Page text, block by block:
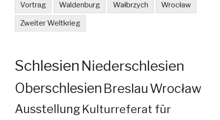
Vortrag Waldenburg Wałbrzych Wrocław
Zweiter Weltkrieg
Schlesien Niederschlesien
Oberschlesien Breslau Wrocław
Ausstellung Kulturreferat für